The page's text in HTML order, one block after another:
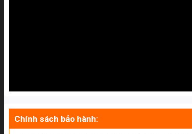
Chính sách bảo hành: